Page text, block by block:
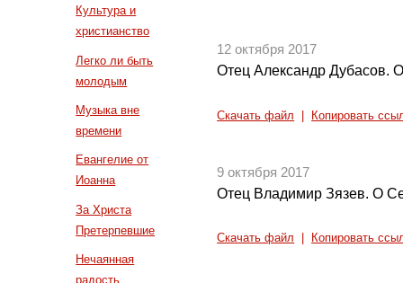
Культура и
христианство
Легко ли быть
молодым
Музыка вне
времени
Евангелие от
Иоанна
За Христа
Претерпевшие
Нечаянная
радость
12 октября 2017
Отец Александр Дубасов.
Скачать файл Копировать
9 октября 2017
Отец Владимир Зязев. О
Скачать файл Копировать